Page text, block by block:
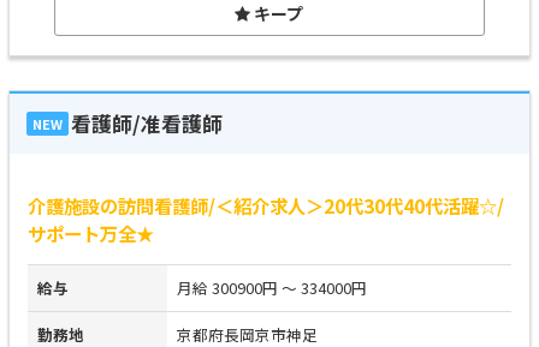
キープ
NEW 看護師/准看護師
介護施設の訪問看護師/＜紹介求人＞20代30代40代活躍☆/
サポート万全★
給与 月給 300900円 ～ 334000円
勤務地 京都府長岡京市神足